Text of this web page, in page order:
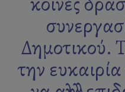
Δημοτικού.
την